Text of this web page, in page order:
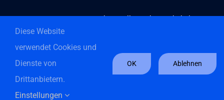
COMPLIANCE
HINWEISGEBERSYSTEM
©2026 Componeers GmbH – Alle Rechte vorbehalten
Diese Website
verwendet Cookies und
Dienste von
Drittanbietern.
Einstellungen
OK Ablehnen
English